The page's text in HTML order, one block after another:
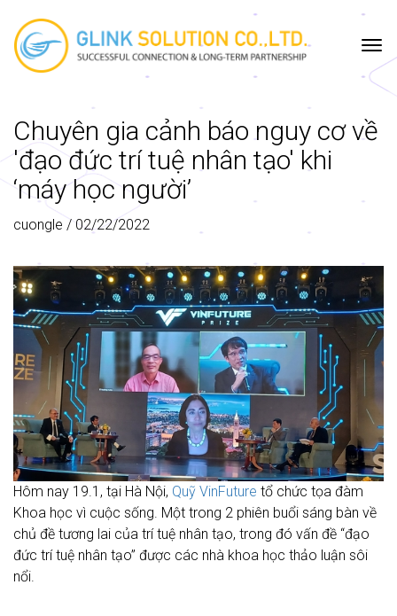
Chuyên gia cảnh báo nguy cơ về
'đạo đức trí tuệ nhân tạo' khi
‘máy học người’
cuongle / 02/22/2022
Hôm nay 19.1, tại Hà Nội, Quỹ VinFuture tổ chức tọa đàm
Khoa học vì cuộc sống. Một trong 2 phiên buổi sáng bàn về
chủ đề tương lai của trí tuệ nhân tạo, trong đó vấn đề “đạo
đức trí tuệ nhân tạo” được các nhà khoa học thảo luận sôi
nổi.